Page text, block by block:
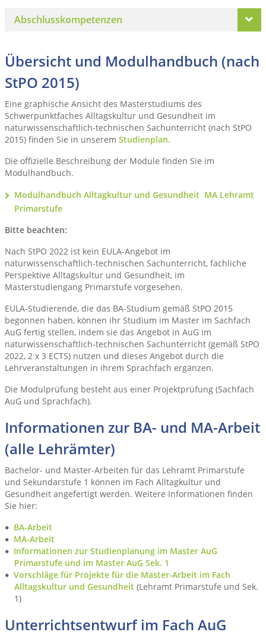
Abschlusskompetenzen
Übersicht und Modulhandbuch (nach
StPO 2015)
Eine graphische Ansicht des Masterstudiums des
Schwerpunktfaches Alltagskultur und Gesundheit im
naturwissenschaftlich-technischen Sachunterricht (nach StPO
2015) finden Sie in unserem Studienplan.
Die offizielle Beschreibung der Module finden Sie im
Modulhandbuch.
Modulhandbuch Alltagkultur und Gesundheit MA Lehramt
Primarstufe
Bitte beachten:
Nach StPO 2022 ist kein EULA-Angebot im
naturwissenschaftlich-technischen Sachunterricht, fachliche
Perspektive Alltagskultur und Gesundheit, im
Masterstudiengang Primarstufe vorgesehen.
EULA-Studierende, die das BA-Studium gemäß StPO 2015
begonnen haben, können ihr Studium im Master im Sachfach
AuG fertig stellen, indem sie das Angebot in AuG im
naturwissenschaftlich-technischen Sachunterricht (gemäß StPO
2022, 2 x 3 ECTS) nutzen und dieses Angebot durch die
Lehrveranstaltungen in ihrem Sprachfach ergänzen.
Die Modulprüfung besteht aus einer Projektprüfung (Sachfach
AuG und Sprachfach).
Informationen zur BA- und MA-Arbeit
(alle Lehrämter)
Bachelor- und Master-Arbeiten für das Lehramt Primarstufe
und Sekundarstufe 1 können im Fach Alltagkultur und
Gesundheit angefertigt werden. Weitere Informationen finden
Sie hier:
BA-Arbeit
MA-Arbeit
Informationen zur Studienplanung im Master AuG
Primarstufe und im Master AuG Sek. 1
Vorschläge für Projekte für die Master-Arbeit im Fach
Alltagskultur und Gesundheit (Lehramt Primarstufe und Sek.
1)
Unterrichtsentwurf im Fach AuG